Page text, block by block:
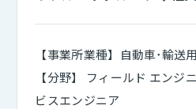
【事業所業種】自動車･輸送
【分野】 フィールド エンジ
ビスエンジニア
フィールド エンジニア（設
ジニア
(374)
九州・沖縄 (21)